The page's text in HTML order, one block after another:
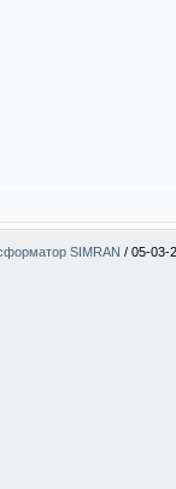
SIMRAN / 05-03-